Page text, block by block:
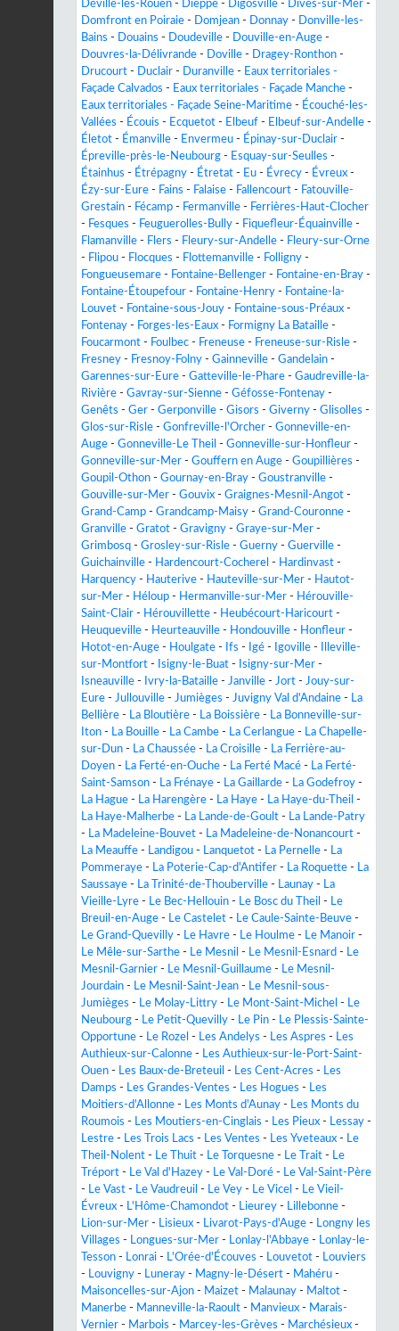
Déville-lès-Rouen - Dieppe - Digosville - Dives-sur-Mer -
Domfront en Poiraie - Domjean - Donnay -
Donville-les-
Bains - Douains - Doudeville - Douville-en-Auge -
Douvres-la-Délivrande - Doville - Dragey-Ronthon -
Drucourt - Duclair - Duranville - Eaux territoriales -
Façade Calvados - Eaux territoriales - Façade Manche -
Eaux territoriales - Façade Seine-Maritime - Écouché-les-
Vallées - Écouis - Ecquetot - Elbeuf - Elbeuf-sur-Andelle -
Életot - Émanville - Envermeu - Épinay-sur-Duclair -
Épreville-près-le-Neubourg - Esquay-sur-Seulles -
Étainhus - Étrépagny - Étretat - Eu - Évrecy - Évreux -
Ézy-sur-Eure - Fains - Falaise - Fallencourt - Fatouville-
Grestain - Fécamp - Fermanville - Ferrières-Haut-Clocher
- Fesques - Feuguerolles-Bully - Fiquefleur-Équainville -
Flamanville - Flers - Fleury-sur-Andelle - Fleury-sur-Orne
- Flipou - Flocques - Flottemanville - Folligny -
Fongueusemare - Fontaine-Bellenger - Fontaine-en-Bray -
Fontaine-Étoupefour - Fontaine-Henry - Fontaine-la-
Louvet - Fontaine-sous-Jouy - Fontaine-sous-Préaux -
Fontenay - Forges-les-Eaux - Formigny La Bataille -
Foucarmont - Foulbec - Freneuse - Freneuse-sur-Risle -
Fresney - Fresnoy-Folny - Gainneville - Gandelain -
Garennes-sur-Eure - Gatteville-le-Phare - Gaudreville-la-
Rivière - Gavray-sur-Sienne - Géfosse-Fontenay -
Genêts - Ger - Gerponville - Gisors - Giverny - Glisolles -
Glos-sur-Risle - Gonfreville-l'Orcher - Gonneville-en-
Auge - Gonneville-Le Theil - Gonneville-sur-Honfleur -
Gonneville-sur-Mer - Gouffern en Auge - Goupillières -
Goupil-Othon - Gournay-en-Bray - Goustranville -
Gouville-sur-Mer - Gouvix - Graignes-Mesnil-Angot -
Grand-Camp - Grandcamp-Maisy - Grand-Couronne -
Granville - Gratot - Gravigny - Graye-sur-Mer -
Grimbosq - Grosley-sur-Risle - Guerny - Guerville -
Guichainville - Hardencourt-Cocherel - Hardinvast -
Harquency - Hauterive - Hauteville-sur-Mer - Hautot-
sur-Mer - Héloup - Hermanville-sur-Mer - Hérouville-
Saint-Clair - Hérouvillette - Heubécourt-Haricourt -
Heuqueville - Heurteauville - Hondouville - Honfleur -
Hotot-en-Auge - Houlgate - Ifs - Igé - Igoville -
Illeville-
sur-Montfort - Isigny-le-Buat - Isigny-sur-Mer -
Isneauville - Ivry-la-Bataille - Janville - Jort - Jouy-sur-
Eure - Jullouville - Jumièges - Juvigny Val d'Andaine - La
Bellière - La Bloutière - La Boissière - La Bonneville-sur-
Iton - La Bouille - La Cambe - La Cerlangue - La Chapelle-
sur-Dun - La Chaussée - La Croisille - La Ferrière-au-
Doyen - La Ferté-en-Ouche - La Ferté Macé - La Ferté-
Saint-Samson - La Frénaye - La Gaillarde - La Godefroy -
La Hague - La Harengère - La Haye - La Haye-du-Theil -
La Haye-Malherbe - La Lande-de-Goult - La Lande-Patry
- La Madeleine-Bouvet - La Madeleine-de-Nonancourt -
La Meauffe - Landigou - Lanquetot - La Pernelle - La
Pommeraye - La Poterie-Cap-d'Antifer - La Roquette - La
Saussaye - La Trinité-de-Thouberville - Launay - La
Vieille-Lyre - Le Bec-Hellouin - Le Bosc du Theil - Le
Breuil-en-Auge - Le Castelet - Le Caule-Sainte-Beuve -
Le Grand-Quevilly - Le Havre - Le Houlme - Le Manoir -
Le Mêle-sur-Sarthe - Le Mesnil - Le Mesnil-Esnard - Le
Mesnil-Garnier - Le Mesnil-Guillaume - Le Mesnil-
Jourdain - Le Mesnil-Saint-Jean - Le Mesnil-sous-
Jumièges - Le Molay-Littry - Le Mont-Saint-Michel - Le
Neubourg - Le Petit-Quevilly - Le Pin - Le Plessis-Sainte-
Opportune - Le Rozel - Les Andelys - Les Aspres - Les
Authieux-sur-Calonne - Les Authieux-sur-le-Port-Saint-
Ouen - Les Baux-de-Breteuil - Les Cent-Acres - Les
Damps - Les Grandes-Ventes - Les Hogues - Les
Moitiers-d'Allonne - Les Monts d'Aunay - Les Monts du
Roumois - Les Moutiers-en-Cinglais - Les Pieux - Lessay -
Lestre - Les Trois Lacs - Les Ventes - Les Yveteaux - Le
Theil-Nolent - Le Thuit - Le Torquesne - Le Trait - Le
Tréport - Le Val d'Hazey - Le Val-Doré - Le Val-Saint-Père
- Le Vast - Le Vaudreuil - Le Vey - Le Vicel - Le Vieil-
Évreux - L'Hôme-Chamondot - Lieurey - Lillebonne -
Lion-sur-Mer - Lisieux - Livarot-Pays-d'Auge - Longny les
Villages - Longues-sur-Mer - Lonlay-l'Abbaye - Lonlay-le-
Tesson - Lonrai - L'Orée-d'Écouves - Louvetot - Louviers
- Louvigny - Luneray - Magny-le-Désert - Mahéru -
Maisoncelles-sur-Ajon - Maizet - Malaunay - Maltot -
Manerbe - Manneville-la-Raoult - Manvieux - Marais-
Vernier - Marbois - Marcey-les-Grèves - Marchésieux -